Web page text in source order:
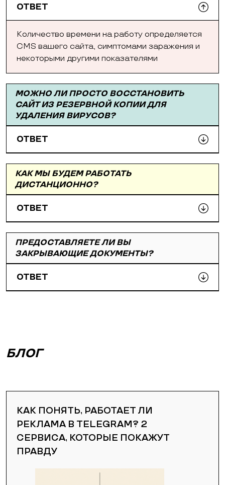
ОТВЕТ
Количество времени на работу определяется
CMS вашего сайта, симптомами заражения и
некоторыми другими показателями
МОЖНО ЛИ ПРОСТО ВОССТАНОВИТЬ
САЙТ ИЗ РЕЗЕРВНОЙ КОПИИ ДЛЯ
УДАЛЕНИЯ ВИРУСОВ?
ОТВЕТ
КАК МЫ БУДЕМ РАБОТАТЬ
ДИСТАНЦИОННО?
ОТВЕТ
ПРЕДОСТАВЛЯЕТЕ ЛИ ВЫ
ЗАКРЫВАЮЩИЕ ДОКУМЕНТЫ?
ОТВЕТ
БЛОГ
КАК ПОНЯТЬ, РАБОТАЕТ ЛИ
РЕКЛАМА В TELEGRAM? 2
СЕРВИСА, КОТОРЫЕ ПОКАЖУТ
ПРАВДУ